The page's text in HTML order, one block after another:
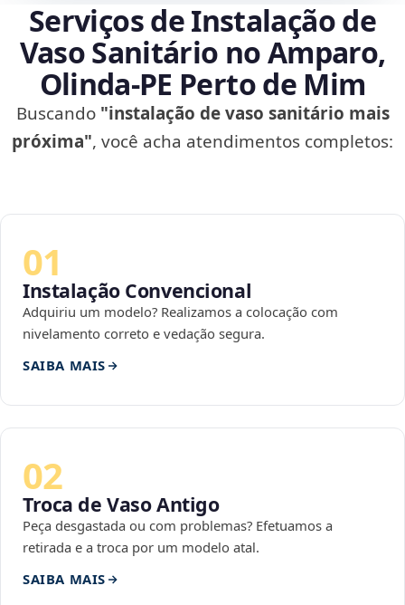
Serviços de Instalação de
Vaso Sanitário no Amparo,
Olinda‑PE Perto de Mim
Buscando "instalação de vaso sanitário mais
próxima", você acha atendimentos completos:
01
Instalação Convencional
Adquiriu um modelo? Realizamos a colocação com
nivelamento correto e vedação segura.
SAIBA MAIS
02
Troca de Vaso Antigo
Peça desgastada ou com problemas? Efetuamos a
retirada e a troca por um modelo atal.
SAIBA MAIS